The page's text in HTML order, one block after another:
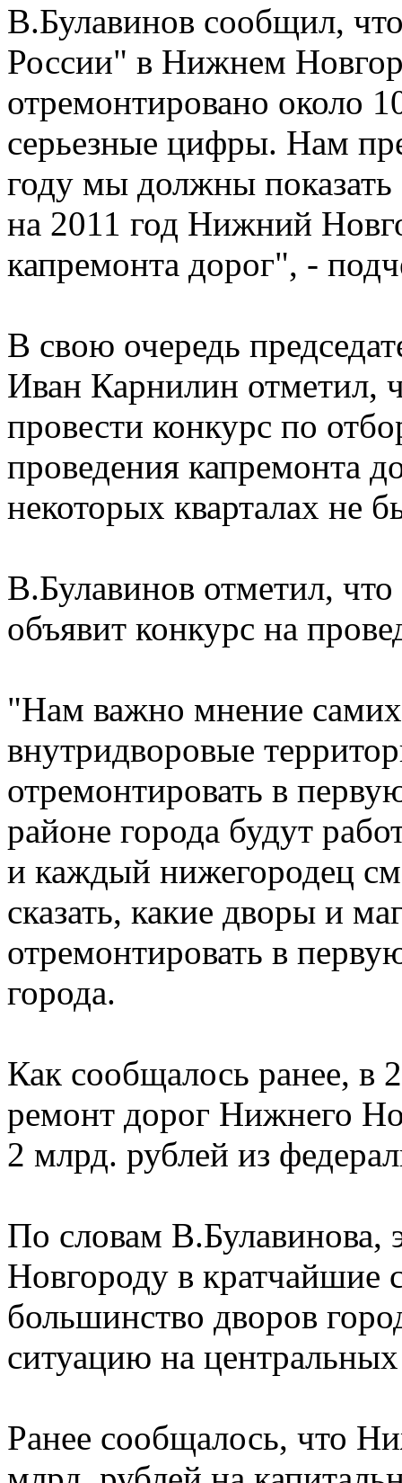
В.Булавинов сообщил,
России" в Нижнем
отремонтировано около
серьезные цифры. Нам
году мы должны показать
на 2011 год Нижний
капремонта дорог", -
В свою очередь
Иван Карнилин отметил,
провести конкурс по
проведения капремонта
некоторых кварталах не
В.Булавинов отметил,
объявит конкурс на
"Нам важно мнение
внутридворовые
отремонтировать в
районе города будут
и каждый нижегородец
сказать, какие дворы и
отремонтировать в
города.
Как сообщалось ранее, в
ремонт дорог Нижнего
2 млрд. рублей из
По словам В.Булавинова,
Новгороду в кратчайшие
большинство дворов
ситуацию на
Ранее сообщалось, что